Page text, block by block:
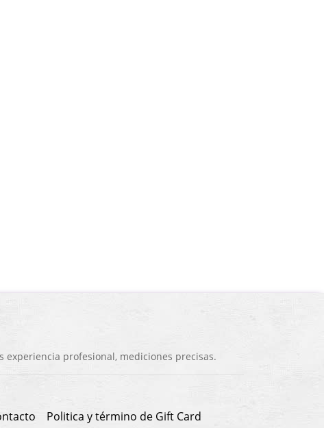
experiencia profesional, mediciones precisas.
Politica y término de Gift Card